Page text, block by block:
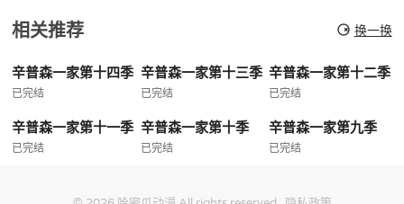
相关推荐 换一换
辛普森一家第十四季
已完结
辛普森一家第十三季
已完结
辛普森一家第十二季
已完结
辛普森一家第十一季
已完结
辛普森一家第十季
已完结
辛普森一家第九季
已完结